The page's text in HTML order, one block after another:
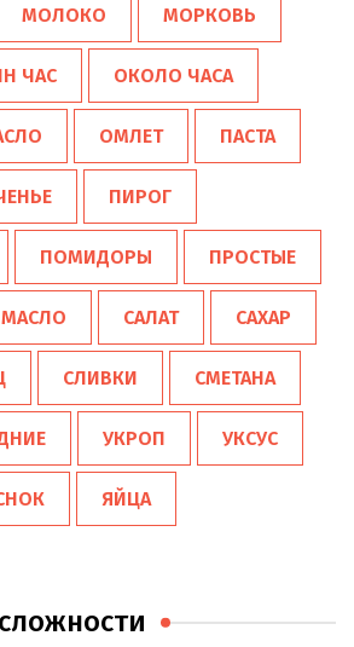
МОЛОКО МОРКОВЬ
ЧАС ОКОЛО ЧАСА
ОМЛЕТ ПАСТА
ПИРОГ
ПОМИДОРЫ ПРОСТЫЕ
МАСЛО САЛАТ САХАР
СЛИВКИ СМЕТАНА
УКРОП УКСУС
ЯЙЦА